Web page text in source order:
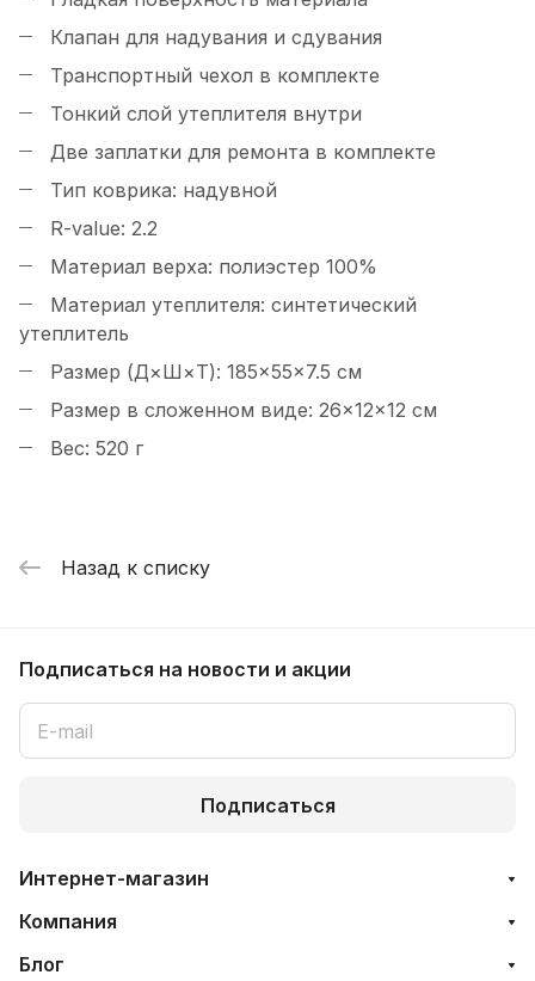
Клапан для надувания и сдувания
Транспортный чехол в комплекте
Тонкий слой утеплителя внутри
Две заплатки для ремонта в комплекте
Тип коврика: надувной
R-value: 2.2
Материал верха: полиэстер 100%
Материал утеплителя: синтетический
утеплитель
Размер (Д×Ш×Т): 185×55×7.5 см
Размер в сложенном виде: 26×12×12 см
Вес: 520 г
Назад к списку
Подписаться на новости и акции
Подписаться
Интернет-магазин
Компания
Блог